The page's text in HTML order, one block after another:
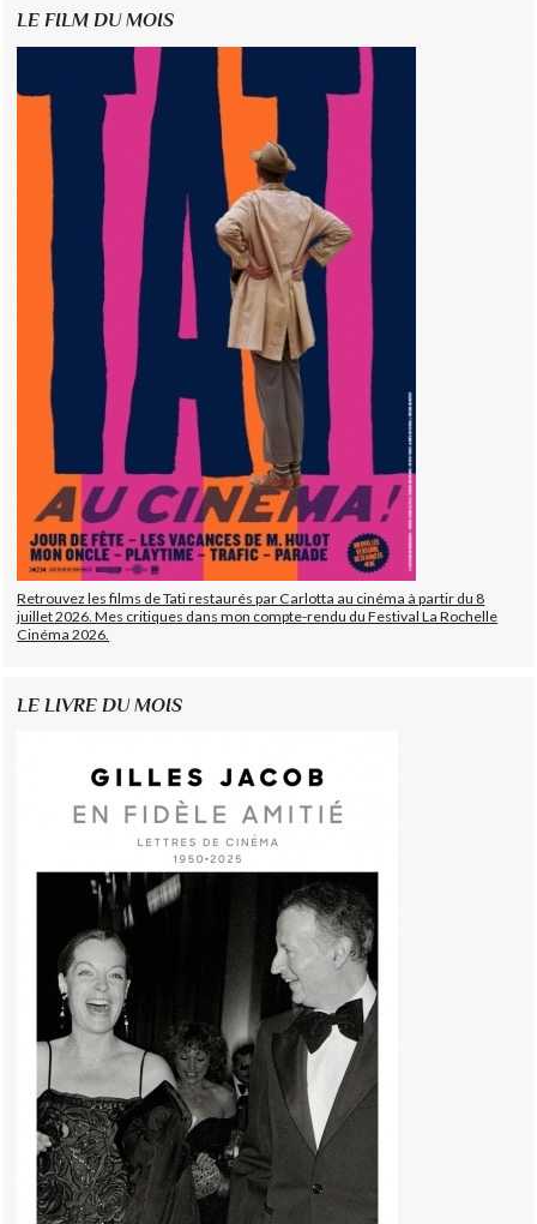
LE FILM DU MOIS
Retrouvez les films de Tati restaurés par Carlotta au cinéma à partir du 8
juillet 2026. Mes critiques dans mon compte-rendu du Festival La Rochelle
Cinéma 2026.
LE LIVRE DU MOIS